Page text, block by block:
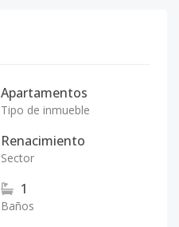
Apartamentos
Tipo de inmueble
Renacimiento
Sector
1
Baños